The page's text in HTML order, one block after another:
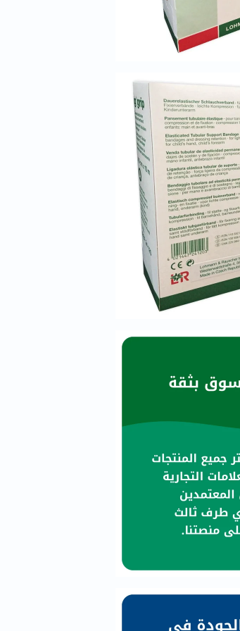
العظام
والمفاصل
صحة
القلب
دعم
مرضى
السكري
دعم
الكلى
والمسالك
البولية
دعم
الكبد
صحة
الفيتامينات
فيتامين
فيتامين
فيتامين
ب
فيتامين
ج
فيتامين
د
هـ
الحديد